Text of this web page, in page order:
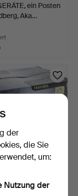
ein Posten
Aka…
der
die Sie
um:
Nutzung der